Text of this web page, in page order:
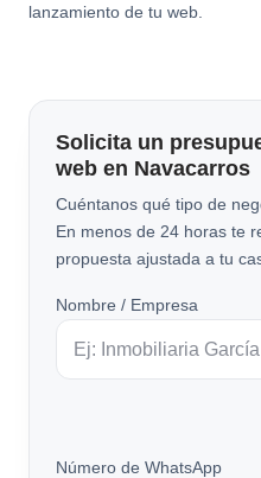
lanzamiento de tu web.
Solicita un
web en Navacarros
Cuéntanos qué tipo de
En menos de 24 horas te
propuesta ajustada a tu
Nombre / Empresa
Número de WhatsApp